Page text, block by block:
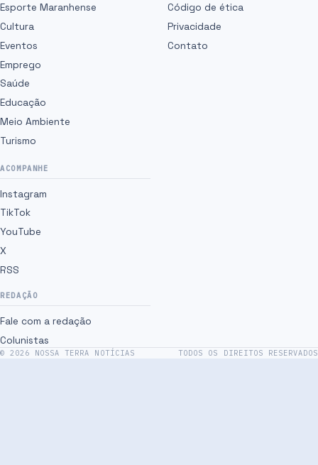
Esporte Maranhense
Cultura
Eventos
Emprego
Saúde
Educação
Meio Ambiente
Turismo
Código de ética
Privacidade
Contato
ACOMPANHE
Instagram
TikTok
YouTube
X
RSS
REDAÇÃO
Fale com a redação
Colunistas
©2026 NOSSA TERRA NOTÍCIAS TODOS OS DIREITOS RESERVADOS